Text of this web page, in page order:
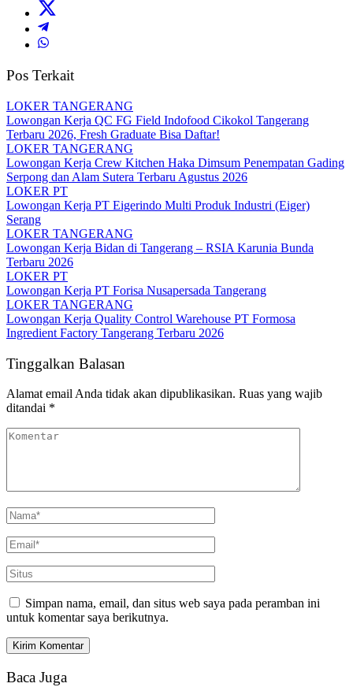
Pos Terkait
LOKER TANGERANG
Lowongan Kerja QC FG Field Indofood Cikokol Tangerang
Terbaru 2026, Fresh Graduate Bisa Daftar!
LOKER TANGERANG
Lowongan Kerja Crew Kitchen Haka Dimsum Penempatan Gading
Serpong dan Alam Sutera Terbaru Agustus 2026
LOKER PT
Lowongan Kerja PT Eigerindo Multi Produk Industri (Eiger)
Serang
LOKER TANGERANG
Lowongan Kerja Bidan di Tangerang – RSIA Karunia Bunda
Terbaru 2026
LOKER PT
Lowongan Kerja PT Forisa Nusapersada Tangerang
LOKER TANGERANG
Lowongan Kerja Quality Control Warehouse PT Formosa
Ingredient Factory Tangerang Terbaru 2026
Tinggalkan Balasan
Alamat email Anda tidak akan dipublikasikan. Ruas yang wajib
ditandai *
Simpan nama, email, dan situs web saya pada peramban ini
untuk komentar saya berikutnya.
Baca Juga